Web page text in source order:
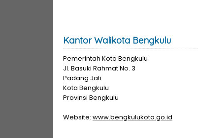
Kantor Walikota Bengkulu
Pemerintah Kota Bengkulu
Jl. Basuki Rahmat No. 3
Padang Jati
Kota Bengkulu
Provinsi Bengkulu
Website: www.bengkulukota.go.id